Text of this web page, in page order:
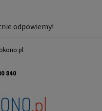
odpowiemy!
840